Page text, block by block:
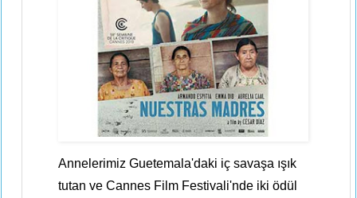
Annelerimiz Guetemala'daki iç savaşa ışık
tutan ve Cannes Film Festivali'nde iki ödül